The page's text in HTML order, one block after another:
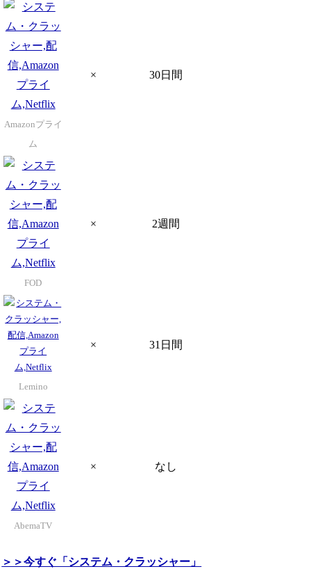
Amazonプライ
ム
× 30日間
FOD
× 2週間
Lemino
× 31日間
AbemaTV
× なし
＞＞今すぐ「システム・クラッシャー」